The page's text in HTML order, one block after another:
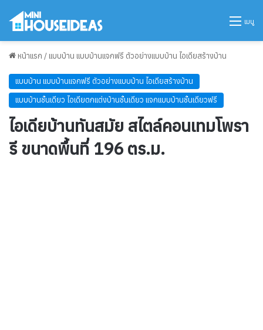
เมนู
หน้าแรก / แบบบ้าน แบบบ้านแจกฟรี ตัวอย่างแบบบ้าน ไอเดียสร้างบ้าน
แบบบ้าน แบบบ้านแจกฟรี ตัวอย่างแบบบ้าน ไอเดียสร้างบ้าน
แบบบ้านชั้นเดียว ไอเดียตกแต่งบ้านชั้นเดียว แจกแบบบ้านชั้นเดียวฟรี
ไอเดียบ้านทันสมัย สไตล์คอนเทมโพรา
รี ขนาดพื้นที่ 196 ตร.ม.